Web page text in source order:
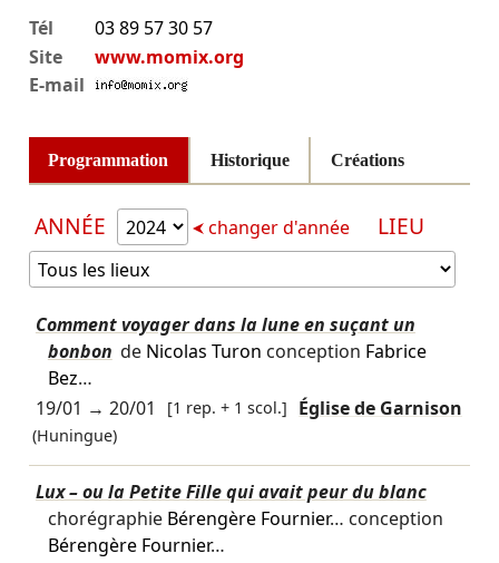
Tél
03 89 57 30 57
Site
www.momix.org
E-mail
Programmation Historique Créations
ANNÉE changer d'année LIEU
Comment voyager dans la lune en suçant un
bonbon de Nicolas Turon conception Fabrice
Bez…
19/01 → 20/01 [1 rep. + 1 scol.] Église de Garnison
(Huningue)
Lux – ou la Petite Fille qui avait peur du blanc
chorégraphie Bérengère Fournier… conception
Bérengère Fournier…